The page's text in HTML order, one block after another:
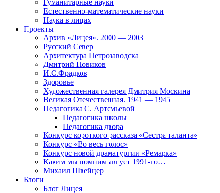
Гуманитарные науки
Естественно-математические науки
Наука в лицах
Проекты
Архив «Лицея». 2000 — 2003
Русский Север
Архитектура Петрозаводска
Дмитрий Новиков
И.С.Фрадков
Здоровье
Художественная галерея Дмитрия Москина
Великая Отечественная. 1941 — 1945
Педагогика С. Артемьевой
Педагогика школы
Педагогика двора
Конкурс короткого рассказа «Сестра таланта»
Конкурс «Во весь голос»
Конкурс новой драматургии «Ремарка»
Каким мы помним август 1991-го…
Михаил Швейцер
Блоги
Блог Лицея